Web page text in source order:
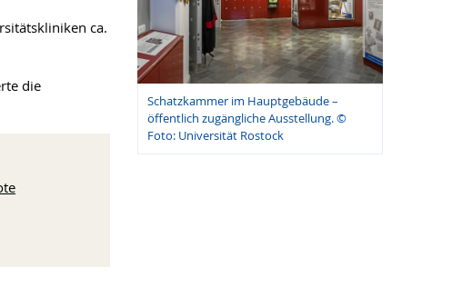
ca.
die
Schatzkammer im Hauptgebäude –
öffentlich zugängliche Ausstellung. ©
Foto: Universität Rostock